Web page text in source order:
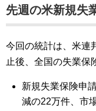
先週の米新規失
今回の統計は、米連
止後、全国の失業保
新規失業保険申
減の22万件、市